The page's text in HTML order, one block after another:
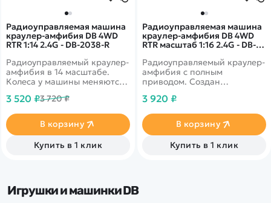
Радиоуправляемая машина
краулер-амфибия DB 4WD
RTR 1:14 2.4G - DB-2038-R
Радиоуправляемый краулер-
амфибия в 14 масштабе.
Колеса у машины меняются
комплекте. Модель ездит по
грязи. Привод полный. Два
коллекторных двигателя.
Цвет красный
3 520 ₽3 720 ₽
В корзину
Купить в 1 клик
Радиоуправляемая машина
краулер-амфибия DB 4WD
RTR масштаб 1:16 2.4G - DB-
Радиоуправляемый краулер-
амфибия с полным
приводом. Создан
прохождения препятствий.
Установлены два мощных
коллекторных двигателя.
Масштаб 1 к 16.&nbsp;
3 920 ₽
В корзину
Купить в 1 клик
Игрушки и машинки DB